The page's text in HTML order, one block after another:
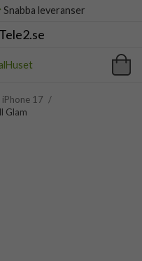
Snabba leveranser
iPhone 17 /
Glam